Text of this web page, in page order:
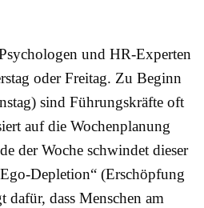
und HR-Experten
oder Freitag. Zu Beginn
sind Führungskräfte oft
auf die Wochenplanung
der Woche schwindet dieser
Depletion“ (Erschöpfung
dafür, dass Menschen am